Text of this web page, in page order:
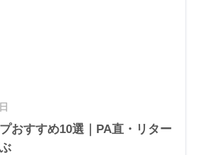
おすすめ10選｜PA直・リター